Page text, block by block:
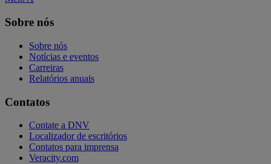
Sobre nós
Sobre nós
Notícias e eventos
Carreiras
Relatórios anuais
Contatos
Contate a DNV
Localizador de escritórios
Contatos para imprensa
Veracity.com